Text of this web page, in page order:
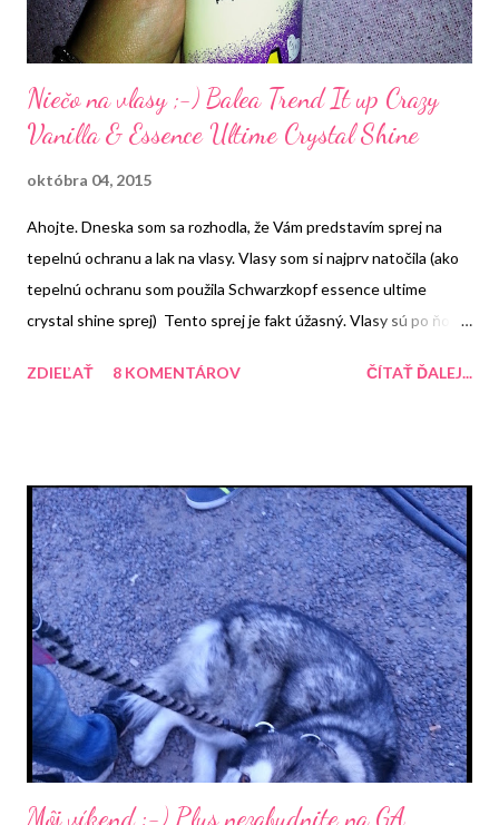
Niečo na vlasy ;-) Balea Trend It up Crazy
Vanilla & Essence Ultime Crystal Shine
októbra 04, 2015
Ahojte. Dneska som sa rozhodla, že Vám predstavím sprej na
tepelnú ochranu a lak na vlasy. Vlasy som si najprv natočila (ako
tepelnú ochranu som použila Schwarzkopf essence ultime
crystal shine sprej) Tento sprej je fakt úžasný. Vlasy sú po ňom
je to jeden z produktov, ktoré budem používať dlhšie. Má
tento sprej pred žehlením alebo fénovaním. Má aj peknú vôňu čo
je pozitívum :-)
ZDIEĽAŤ 8 KOMENTÁROV ČÍTAŤ ĎALEJ...
Môj víkend :-) Plus nezabudnite na GA